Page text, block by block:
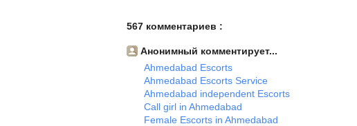
567 комментариев :
Анонимный комментирует...
Ahmedabad Escorts
Ahmedabad Escorts Service
Ahmedabad independent Escorts
Call girl in Ahmedabad
Female Escorts in Ahmedabad